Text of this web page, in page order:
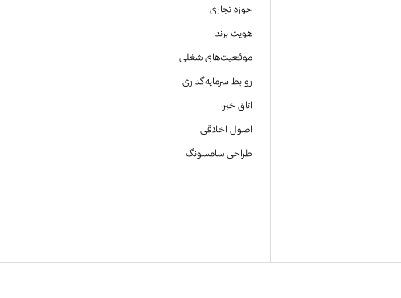
حوزه تجاری
هویت برند
موقعیت‌های شغلی
روابط سرمایه‌گذاری
اتاق خبر
اصول اخلاقی
طراحی سامسونگ